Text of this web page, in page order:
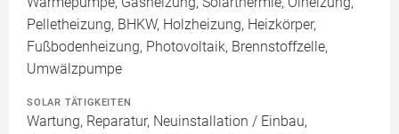
Pelletheizung, BHKW, Holzheizung, Heizkörper,
Fußbodenheizung, Photovoltaik, Brennstoffzelle,
Umwälzpumpe
SOLAR TÄTIGKEITEN
Wartung, Reparatur, Neuinstallation / Einbau,